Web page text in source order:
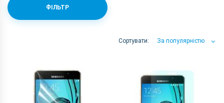
ФІЛЬТР
Сортувати: За популярністю
За популярністю